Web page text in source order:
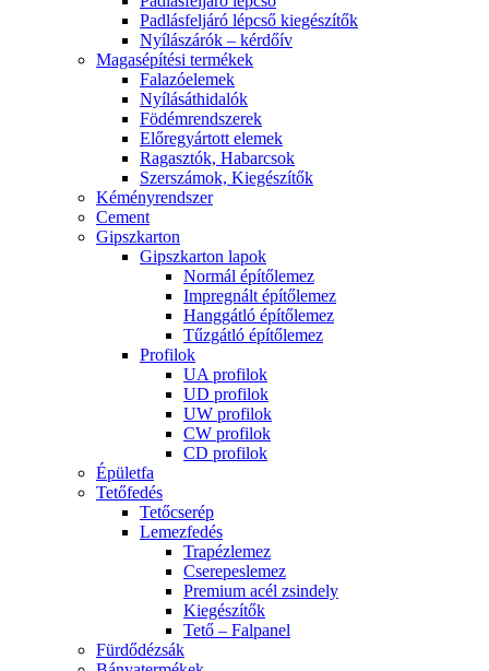
Padlásfeljáró lépcső kiegészítők
Nyílászárók – kérdőív
Magasépítési termékek
Falazóelemek
Nyílásáthidalók
Födémrendszerek
Előregyártott elemek
Ragasztók, Habarcsok
Szerszámok, Kiegészítők
Kéményrendszer
Cement
Gipszkarton
Gipszkarton lapok
Normál építőlemez
Impregnált építőlemez
Hanggátló építőlemez
Tűzgátló építőlemez
Profilok
UA profilok
UD profilok
UW profilok
CW profilok
CD profilok
Épületfa
Tetőfedés
Tetőcserép
Lemezfedés
Trapézlemez
Cserepeslemez
Premium acél zsindely
Kiegészítők
Tető – Falpanel
Fürdődézsák